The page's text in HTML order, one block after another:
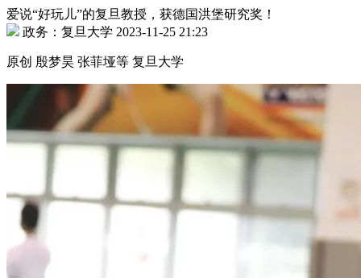
爱说“好玩儿”的复旦教授，获德国洪堡研究奖！
政务：复旦大学 2023-11-25 21:23
原创 殷梦昊 张菲垭等 复旦大学